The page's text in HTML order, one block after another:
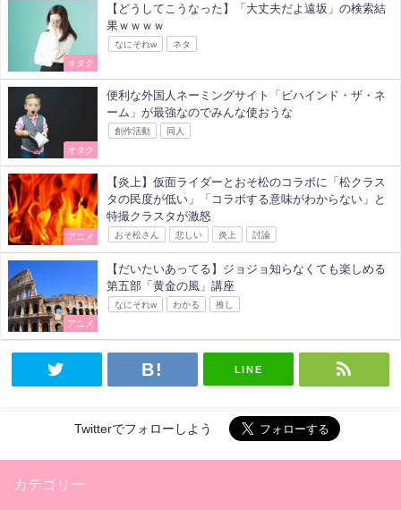
オタク
【どうしてこうなった】「大丈夫だよ遠坂」の検索結
果ｗｗｗｗ
なにそれw ネタ
オタク
便利な外国人ネーミングサイト「ビハインド・ザ・ネ
ーム」が最強なのでみんな使おうな
創作活動 同人
アニメ
【炎上】仮面ライダーとおそ松のコラボに「松クラス
タの民度が低い」「コラボする意味がわからない」と
特撮クラスタが激怒
おそ松さん 悲しい 炎上 討論
アニメ
【だいたいあってる】ジョジョ知らなくても楽しめる
第五部「黄金の風」講座
なにそれw わかる 推し
LINE
Twitterでフォローしよう
カテゴリー